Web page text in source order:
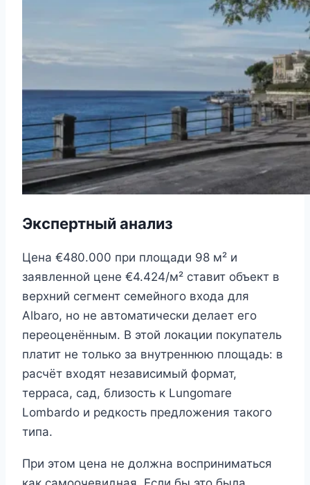
Экспертный анализ
Цена €480.000 при площади 98 м² и
заявленной цене €4.424/м² ставит объект в
верхний сегмент семейного входа для
Albaro, но не автоматически делает его
переоценённым. В этой локации покупатель
платит не только за внутреннюю площадь: в
расчёт входят независимый формат,
терраса, сад, близость к Lungomare
Lombardo и редкость предложения такого
типа.
При этом цена не должна восприниматься